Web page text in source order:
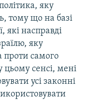
яку
тому що на базі
які насправді
яку
самого
цьому сенсі, мені
усі законні